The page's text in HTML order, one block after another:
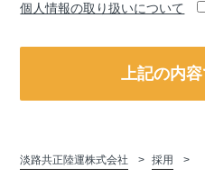
個人情報の取り扱いについて
淡路共正陸運株式会社 採用